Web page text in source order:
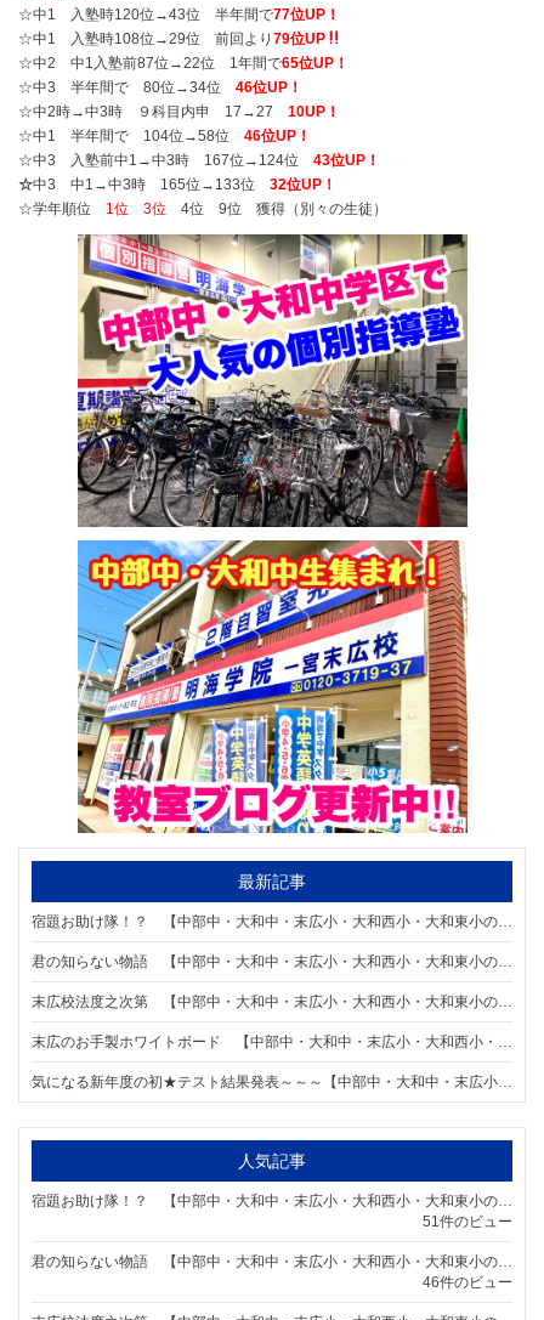
☆中1 入塾時120位→43位 半年間で77位UP！
☆中1 入塾時108位→29位 前回より 79位UP
☆中2 中1入塾前87位→22位 1年間で65位UP！
☆中3 半年間で 80位→34位 46位UP！
☆中2時→中3時 ９科目内申 17→27 10UP！
☆中1 半年間で 104位→58位 46位UP！
☆中3 入塾前中1→中3時 167位→124位 43位UP！
☆中3 中1→中3時 165位→133位
32位UP！
☆学年順位 1位 3位 4位 9位 獲得（別々の生徒）
最新記事
人気記事
51件のビュー
46件のビュー